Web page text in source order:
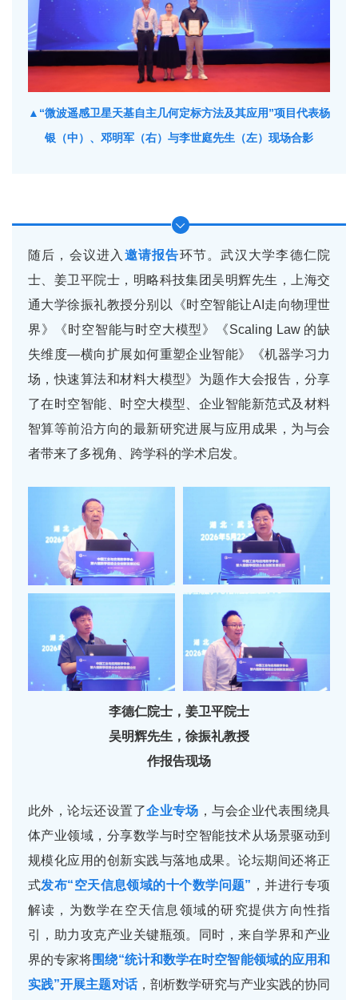
▲“微波遥感卫星天基自主几何定标方法及其应用”项目代表杨
银（中）、邓明军（右）与李世庭先生（左）现场合影
随后，会议进入 邀请报告环节。武汉大学李德仁院
士、姜卫平院士，明略科技集团吴明辉先生，上海交
通大学徐振礼教授分别以《时空智能让AI走向物理世
界》《时空智能与时空大模型》《Scaling Law 的缺
失维度—横向扩展如何重塑企业智能》《机器学习力
场，快速算法和材料大模型》为题作大会报告，分享
了在时空智能、时空大模型、企业智能新范式及材料
智算等前沿方向的最新研究进展与应用成果，为与会
者带来了多视角、跨学科的学术启发。
李德仁院士，姜卫平院士
吴明辉先生，徐振礼教授
作报告现场
此外，论坛还设置了企业专场 ，与会企业代表围绕具
体产业领域，分享数学与时空智能技术从场景驱动到
规模化应用的创新实践与落地成果。论坛期间还将正
式发布“空天信息领域的十个数学问题” ，并进行专项
解读，为数学在空天信息领域的研究提供方向性指
引，助力攻克产业关键瓶颈。同时，来自学界和产业
界的专家将围绕“统计和数学在时空智能领域的应用和
实践”开展主题对话，剖析数学研究与产业实践的协同